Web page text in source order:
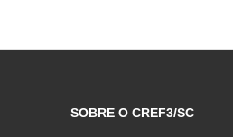
SOBRE O CREF3/SC